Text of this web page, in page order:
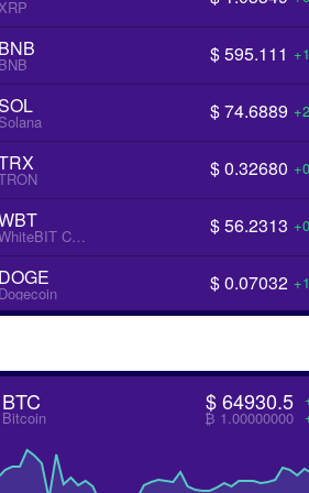
$ 595.111
$ 74.6889
$ 0.32680
WhiteBIT Coin $ 56.2313
$ 0.07032
BTC
Bitcoin
$ 64930.5
₿ 1.00000000